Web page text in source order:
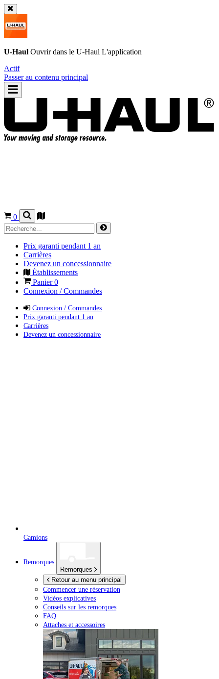
U-Haul Ouvrir dans le U-Haul L'application
Actif
Passer au contenu principal
0
Prix garanti pendant 1 an
Carrières
Devenez un concessionnaire
Établissements
Panier0
Connexion / Commandes
Connexion / Commandes
Prix garanti pendant 1 an
Carrières
Devenez un concessionnaire
Camions
Remorques
Remorques
Retour au menu principal
Commencer une réservation
Vidéos explicatives
Conseils sur les remorques
FAQ
Attaches et accessoires